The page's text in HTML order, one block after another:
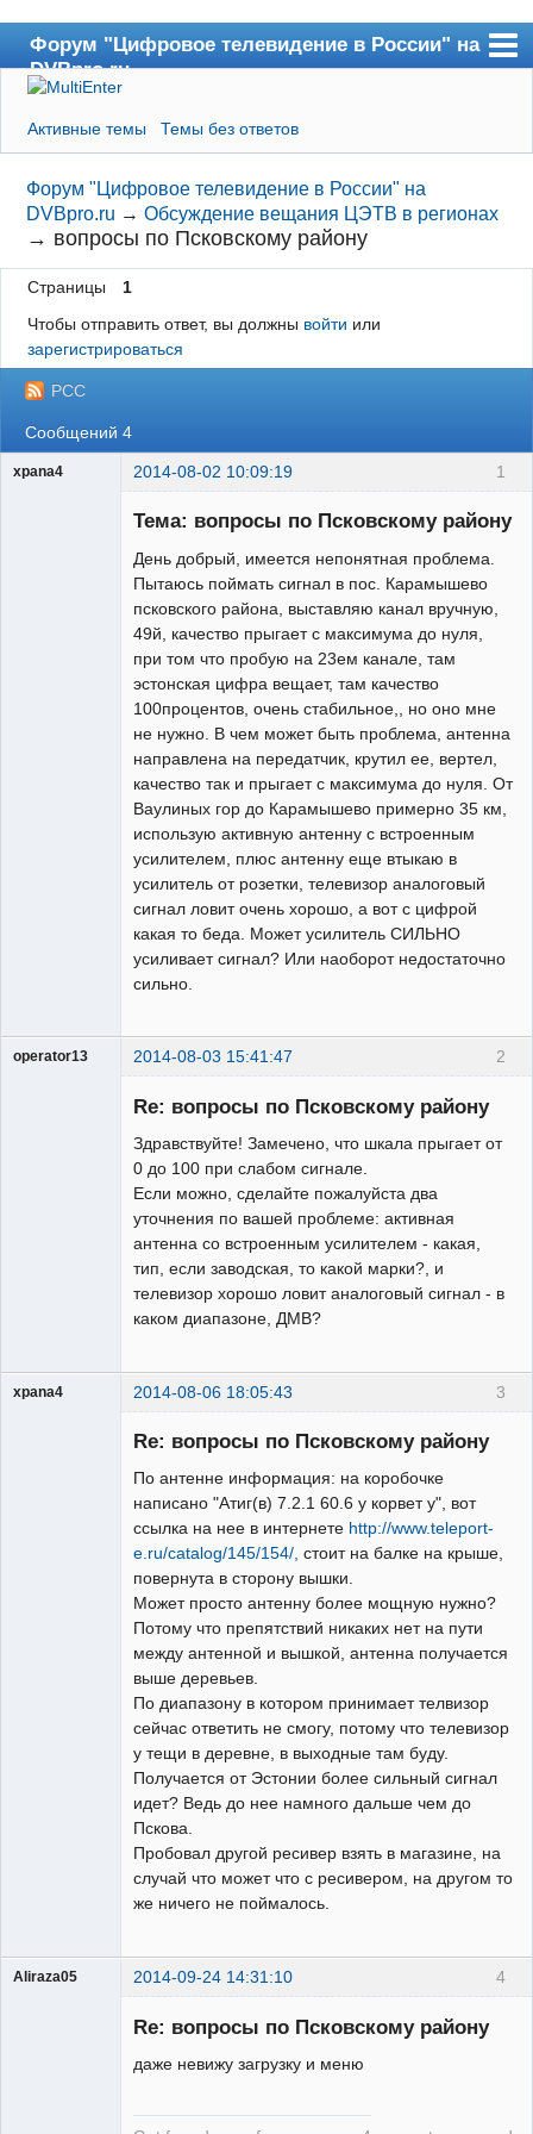
Форум "Цифровое телевидение в России" на
DVBpro.ru
Форум
Сайт DVBpro.ru
Поиск
Регистрация
Вход
Активные темы Темы без ответов
Форум "Цифровое телевидение в России" на
DVBpro.ru →Обсуждение вещания ЦЭТВ в регионах
→ вопросы по Псковскому району
Страницы
1
Чтобы отправить ответ, вы должны войти или
зарегистрироваться
РСС
Сообщений 4
1
xpana4 2014-08-02 10:09:19
Тема: вопросы по Псковскому району
День добрый, имеется непонятная проблема.
Пытаюсь поймать сигнал в пос. Карамышево
псковского района, выставляю канал вручную,
49й, качество прыгает с максимума до нуля,
при том что пробую на 23ем канале, там
эстонская цифра вещает, там качество
100процентов, очень стабильное,, но оно мне
не нужно. В чем может быть проблема, антенна
направлена на передатчик, крутил ее, вертел,
качество так и прыгает с максимума до нуля. От
Ваулиных гор до Карамышево примерно 35 км,
использую активную антенну с встроенным
усилителем, плюс антенну еще втыкаю в
усилитель от розетки, телевизор аналоговый
сигнал ловит очень хорошо, а вот с цифрой
какая то беда. Может усилитель СИЛЬНО
усиливает сигнал? Или наоборот недостаточно
сильно.
2
operator13 2014-08-03 15:41:47
Re: вопросы по Псковскому району
Здравствуйте! Замечено, что шкала прыгает от
0 до 100 при слабом сигнале.
Если можно, сделайте пожалуйста два
уточнения по вашей проблеме: активная
антенна со встроенным усилителем - какая,
тип, если заводская, то какой марки?, и
телевизор хорошо ловит аналоговый сигнал - в
каком диапазоне, ДМВ?
3
xpana4 2014-08-06 18:05:43
Re: вопросы по Псковскому району
По антенне информация: на коробочке
написано "Атиг(в) 7.2.1 60.6 у корвет у", вот
ссылка на нее в интернете http://www.teleport-
e.ru/catalog/145/154/, стоит на балке на крыше,
повернута в сторону вышки.
Может просто антенну более мощную нужно?
Потому что препятствий никаких нет на пути
между антенной и вышкой, антенна получается
выше деревьев.
По диапазону в котором принимает телвизор
сейчас ответить не смогу, потому что телевизор
у тещи в деревне, в выходные там буду.
Получается от Эстонии более сильный сигнал
идет? Ведь до нее намного дальше чем до
Пскова.
Пробовал другой ресивер взять в магазине, на
случай что может что с ресивером, на другом то
же ничего не поймалось.
4
Aliraza05 2014-09-24 14:31:10
Re: вопросы по Псковскому району
даже невижу загрузку и меню